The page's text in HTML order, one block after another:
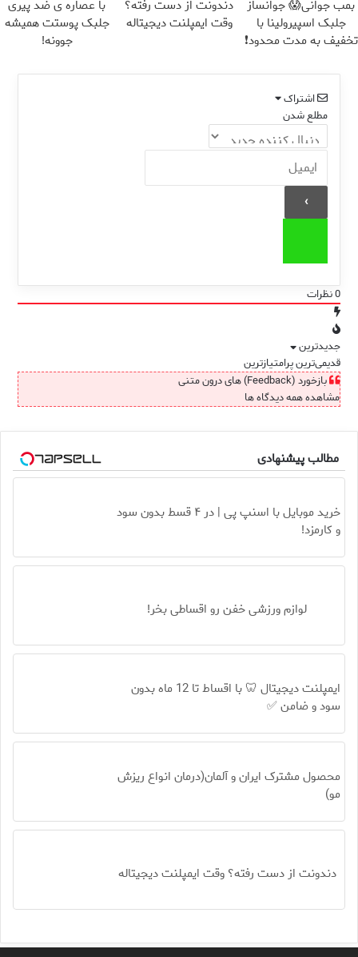
بمب جوانی😱 جوانساز
جلبک اسپیرولینا با
تخفیف به مدت محدود❗
دندونت از دست رفته؟
وقت ایمپلنت دیجیتاله
با عصاره ی ضد پیری
جلبک پوستت همیشه
جوونه!
اشتراک
مطلع شدن
0نظرات
جدیدترین
قدیمی‌ترینپرامتیازترین
بازخورد (Feedback) های درون متنی
مشاهده همه دیدگاه ها
مطالب پیشنهادی
خرید موبایل با اسنپ پی | در ۴ قسط بدون سود
و کارمزد!
لوازم ورزشی خفن رو اقساطی بخر!
ایمپلنت دیجیتال 🦷 با اقساط تا 12 ماه بدون
سود و ضامن ✅
محصول مشترک ایران و آلمان(درمان انواع ریزش
مو)
دندونت از دست رفته؟ وقت ایمپلنت دیجیتاله